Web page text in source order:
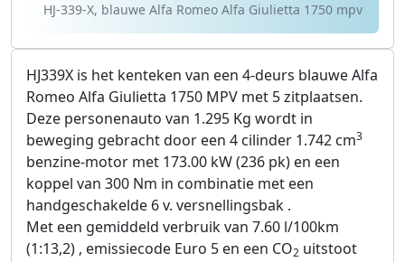
HJ-339-X, blauwe Alfa Romeo Alfa Giulietta 1750 mpv
HJ339X is het kenteken van een 4-deurs blauwe Alfa
Romeo Alfa Giulietta 1750 MPV met 5 zitplaatsen.
Deze personenauto van 1.295 Kg wordt in
beweging gebracht door een 4 cilinder 1.742 cm3
benzine-motor met 173.00 kW (236 pk) en een
koppel van 300 Nm in combinatie met een
handgeschakelde 6 v. versnellingsbak .
Met een gemiddeld verbruik van 7.60 l/100km
(1:13,2) , emissiecode Euro 5 en een CO2 uitstoot